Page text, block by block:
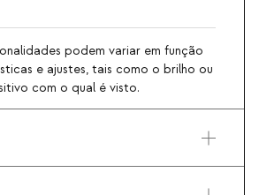
podem variar em função
e ajustes, tais como o brilho ou
com o qual é visto.